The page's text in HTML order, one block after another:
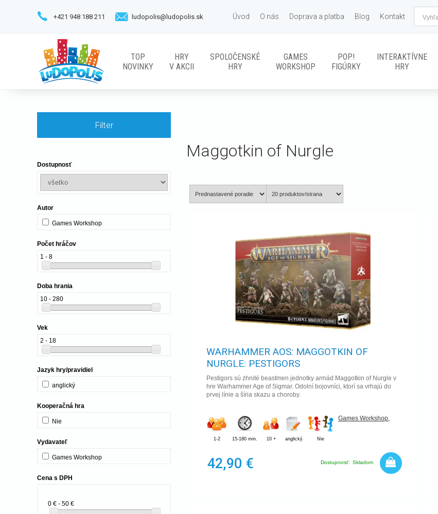
Úvod O nás Doprava a platba Blog Kontakt
TOP
NOVINKY
HRY
V AKCII
SPOLOČENSKÉ
HRY
GAMES
WORKSHOP
POP!
FIGÚRKY
INTERAKTÍVNE
HRY
+421 948 188 211 ludopolis@ludopolis.sk
Maggotkin of Nurgle
WARHAMMER AOS: MAGGOTKIN OF
NURGLE: PESTIGORS
Pestigors sú zhnité beastmen jednotky armád Maggotkin of Nurgle v
hre Warhammer Age of Sigmar. Odolní bojovníci, ktorí sa vrhajú do
prvej línie a šíria skazu a choroby.
1-2 15-180 min. 10 + anglický Nie
Games Workshop
42,90 € Dostupnosť: Skladom
Filter
Dostupnosť
Autor
Games Workshop
Počet hráčov
1 - 8
Doba hrania
10 - 280
Vek
2 - 18
Jazyk hry/pravidiel
anglický
Kooperačná hra
Nie
Vydavateľ
Games Workshop
Cena s DPH
0 € - 50 €